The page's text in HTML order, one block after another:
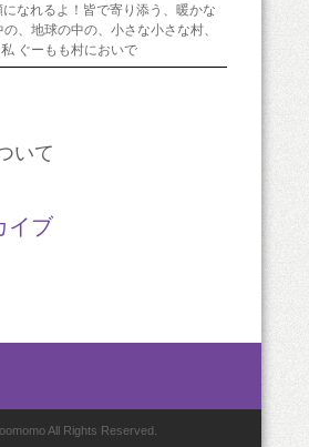
になれるよ！皆で寄り添う、暖かな
、地球の中の、小さな小さな村、
ぐーもも村においで
いて
イブ
All Rights Reserved.